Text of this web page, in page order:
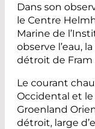
Dans son
le Centre
Marine de
observe l’eau,
détroit de Fram
Le courant
Occidental et
Groenland
détroit, large